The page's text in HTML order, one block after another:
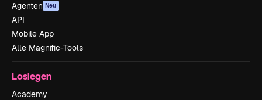
Agenten Neu
API
Mobile App
Alle Magnific-Tools
Loslegen
Academy